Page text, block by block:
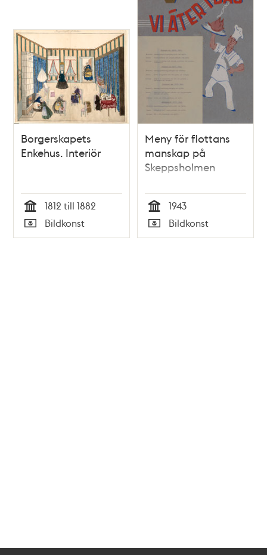
Borgerskapets
Enkehus. Interiör
Tid
1812 till 1882
Typ
Bildkonst
Meny för flottans
manskap på
Skeppsholmen
Tid
1943
Typ
Bildkonst